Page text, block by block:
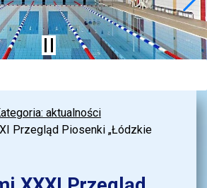
aktualności
Przegląd Piosenki „Łódzkie